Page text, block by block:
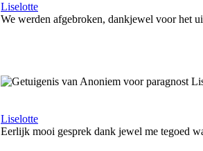
Liselotte
We werden afgebroken, dankjewel voor het
Liselotte
Eerlijk mooi gesprek dank jewel me tegoed